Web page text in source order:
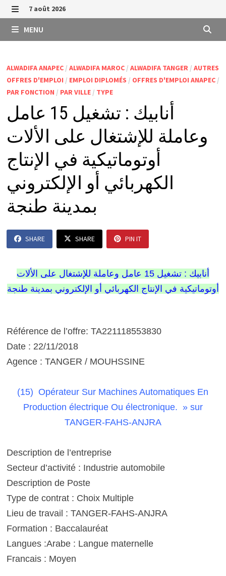
Passer
au
contenu
MENU
7 août 2026
MENU
ALWADIFA ANAPEC/ ALWADIFA MAROC/ ALWADIFA TANGER/ AUTRES
OFFRES D'EMPLOI / EMPLOI DIPLOMÉS / OFFRES D'EMPLOI ANAPEC/
PAR FONCTION / PAR VILLE/ TYPE
أنابيك : تشغيل 15 عامل
وعاملة للإشتغال على الألات
أوتوماتيكية في الإنتاج
الكهربائي أو الإلكتروني
بمدينة طنجة
SHARE SHARE PIN IT
أنابيك : تشغيل 15 عامل وعاملة للإشتغال على الألات
أوتوماتيكية في الإنتاج الكهربائي أو الإلكتروني بمدينة طنجة
Référence de l’offre: TA221118553830
Date : 22/11/2018
Agence : TANGER / MOUHSSINE
(15) Opérateur Sur Machines Automatiques En
Production électrique Ou électronique. » sur
TANGER-FAHS-ANJRA
Description de l’entreprise
Secteur d’activité : Industrie automobile
Description de Poste
Type de contrat : Choix Multiple
Lieu de travail : TANGER-FAHS-ANJRA
Formation : Baccalauréat
Langues :Arabe : Langue maternelle
Francais : Moyen